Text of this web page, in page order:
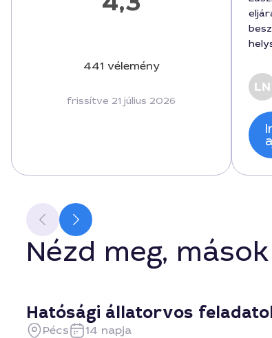
441 vélemény
frissítve 21 július 2026
díj
Nézd meg,
Hatósági állatorvos
Pécs
14 napja